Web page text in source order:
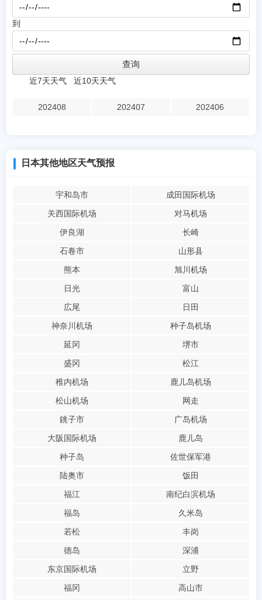
到
近7天天气 近10天天气
202408 202407 202406
日本其他地区天气预报
宇和岛市
成田国际机场
关西国际机场
对马机场
伊良湖
长崎
石卷市
山形县
熊本
旭川机场
日光
富山
広尾
日田
神奈川机场
种子岛机场
延冈
堺市
盛冈
松江
稚内机场
鹿儿岛机场
松山机场
网走
銚子市
广岛机场
大阪国际机场
鹿儿岛
种子岛
佐世保军港
陆奥市
饭田
福江
南纪白滨机场
福岛
久米岛
若松
丰岗
德岛
深浦
东京国际机场
立野
福冈
高山市